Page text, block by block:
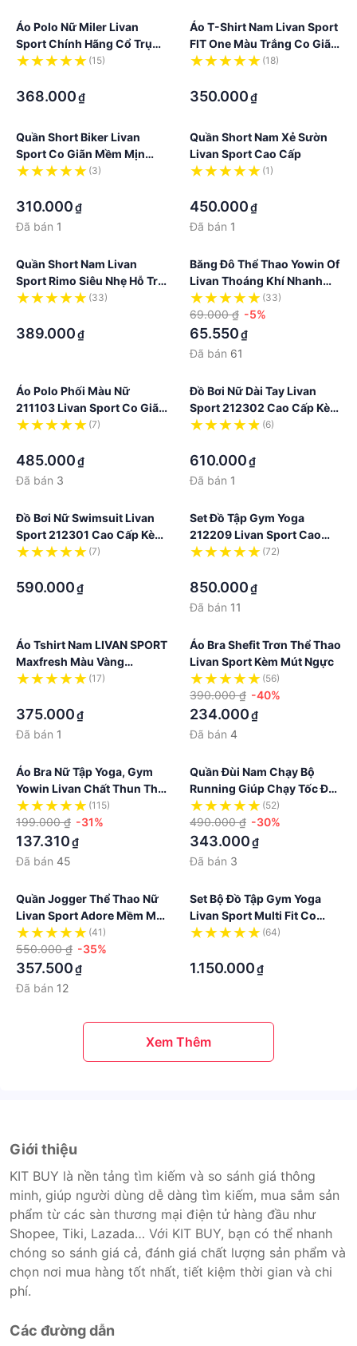
Áo Polo Nữ Miler Livan
Sport Chính Hãng Cổ Trụ
Kép Giấu Cúc Tinh Tế Co
(15)
368.000₫
Áo T-Shirt Nam Livan Sport
FIT One Màu Trắng Co Giãn
Thoáng Khí
(18)
350.000₫
Quần Short Biker Livan
Sport Co Giãn Mềm Mịn
Thoáng Khí Hỗ Trợ Vận
(3)
310.000₫
Đã bán 1
Quần Short Nam Xẻ Sườn
Livan Sport Cao Cấp
(1)
450.000₫
Đã bán 1
Quần Short Nam Livan
Sport Rimo Siêu Nhẹ Hỗ Trợ
Vận Động Tối Đa Màu Xanh
(33)
389.000₫
Băng Đô Thể Thao Yowin Of
Livan Thoáng Khí Nhanh
Khô Màu Trơn Cơ Bản
(33)
69.000 ₫ -5%
65.550₫
Đã bán 61
Áo Polo Phối Màu Nữ
211103 Livan Sport Co Giãn
Mềm Mịn Thoáng Khí Cao
(7)
485.000₫
Đã bán 3
Đồ Bơi Nữ Dài Tay Livan
Sport 212302 Cao Cấp Kèm
Đệm Mút Ngực
(6)
610.000₫
Đã bán 1
Đồ Bơi Nữ Swimsuit Livan
Sport 212301 Cao Cấp Kèm
Đệm Mút Ngực
(7)
590.000₫
Set Đồ Tập Gym Yoga
212209 Livan Sport Cao
Cấp Co Giãn Mềm Mịn Kèm
(72)
850.000₫
Đã bán 11
Áo Tshirt Nam LIVAN SPORT
Maxfresh Màu Vàng
Thoáng Khí Năng Động
(17)
375.000₫
Đã bán 1
Áo Bra Shefit Trơn Thể Thao
Livan Sport Kèm Mút Ngực
(56)
390.000 ₫ -40%
234.000₫
Đã bán 4
Áo Bra Nữ Tập Yoga, Gym
Yowin Livan Chất Thun Thể
Thao Co Giãn Thoáng Khí
Tặng Kèm Đệm Mút Ngực
(115)
199.000 ₫ -31%
137.310₫
Đã bán 45
Quần Đùi Nam Chạy Bộ
Running Giúp Chạy Tốc Độ
Nhanh Hơn, Cao Cấp Chính
Hãng Livan Sport
(52)
490.000 ₫ -30%
343.000₫
Đã bán 3
Quần Jogger Thể Thao Nữ
Livan Sport Adore Mềm Mại
Co Giãn Phù Hợp Đi Tập Đi
Chơi
(41)
550.000 ₫ -35%
357.500₫
Đã bán 12
Set Bộ Đồ Tập Gym Yoga
Livan Sport Multi Fit Co
Giãn Thoáng Khí Kèm Mút
(64)
1.150.000₫
Xem Thêm
Giới thiệu
KIT BUY là nền tảng tìm kiếm và so sánh giá thông
minh, giúp người dùng dễ dàng tìm kiếm, mua sắm sản
phẩm từ các sàn thương mại điện tử hàng đầu như
Shopee, Tiki, Lazada… Với KIT BUY, bạn có thể nhanh
chóng so sánh giá cả, đánh giá chất lượng sản phẩm và
chọn nơi mua hàng tốt nhất, tiết kiệm thời gian và chi
phí.
Các đường dẫn